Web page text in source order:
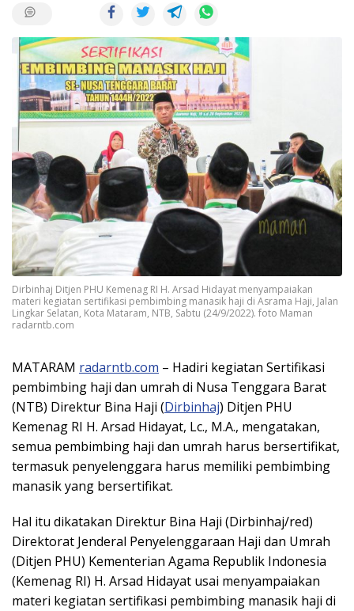
Dirbinhaj Ditjen PHU Kemenag RI H. Arsad Hidayat menyampaiakan
materi kegiatan sertifikasi pembimbing manasik haji di Asrama Haji, Jalan
Lingkar Selatan, Kota Mataram, NTB, Sabtu (24/9/2022). foto Maman
radarntb.com
MATARAM radarntb.com – Hadiri kegiatan Sertifikasi
pembimbing haji dan umrah di Nusa Tenggara Barat
(NTB) Direktur Bina Haji (Dirbinhaj) Ditjen PHU
Kemenag RI H. Arsad Hidayat, Lc., M.A., mengatakan,
semua pembimbing haji dan umrah harus bersertifikat,
termasuk penyelenggara harus memiliki pembimbing
manasik yang bersertifikat.
Hal itu dikatakan Direktur Bina Haji (Dirbinhaj/red)
Direktorat Jenderal Penyelenggaraan Haji dan Umrah
(Ditjen PHU) Kementerian Agama Republik Indonesia
(Kemenag RI) H. Arsad Hidayat usai menyampaiakan
materi kegiatan sertifikasi pembimbing manasik haji di